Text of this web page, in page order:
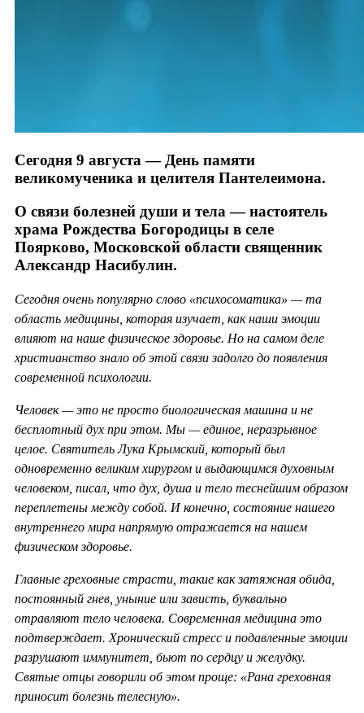
Сегодня 9 августа — День памяти
великомученика и целителя Пантелеимона.
О связи болезней души и тела — настоятель
храма Рождества Богородицы в селе
Поярково, Московской области священник
Александр Насибулин.
Сегодня очень популярно слово «психосоматика» — та
область медицины, которая изучает, как наши эмоции
влияют на наше физическое здоровье. Но на самом деле
христианство знало об этой связи задолго до появления
современной психологии.
Человек — это не просто биологическая машина и не
бесплотный дух при этом. Мы — единое, неразрывное
целое. Святитель Лука Крымский, который был
одновременно великим хирургом и выдающимся духовным
человеком, писал, что дух, душа и тело теснейшим образом
переплетены между собой. И конечно, состояние нашего
внутреннего мира напрямую отражается на нашем
физическом здоровье.
Главные греховные страсти, такие как затяжная обида,
постоянный гнев, уныние или зависть, буквально
отравляют тело человека. Современная медицина это
подтверждает. Хронический стресс и подавленные эмоции
разрушают иммунитет, бьют по сердцу и желудку.
Святые отцы говорили об этом проще: «Рана греховная
приносит болезнь телесную».